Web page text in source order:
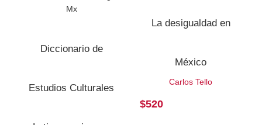
Diccionario de
Estudios Culturales
La desigualdad en
México
Carlos Tello
$520